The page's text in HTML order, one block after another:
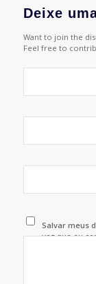
Deixe
Want to join the
Feel free to
Salvar meus
vez que eu